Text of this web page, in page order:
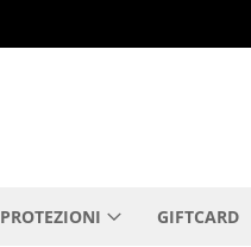
PROTEZIONI GIFTCARD